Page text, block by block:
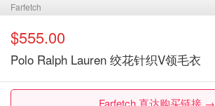
Farfetch
$555.00
Polo Ralph Lauren 绞花针织V领毛衣
Farfetch 直达购买链接 →